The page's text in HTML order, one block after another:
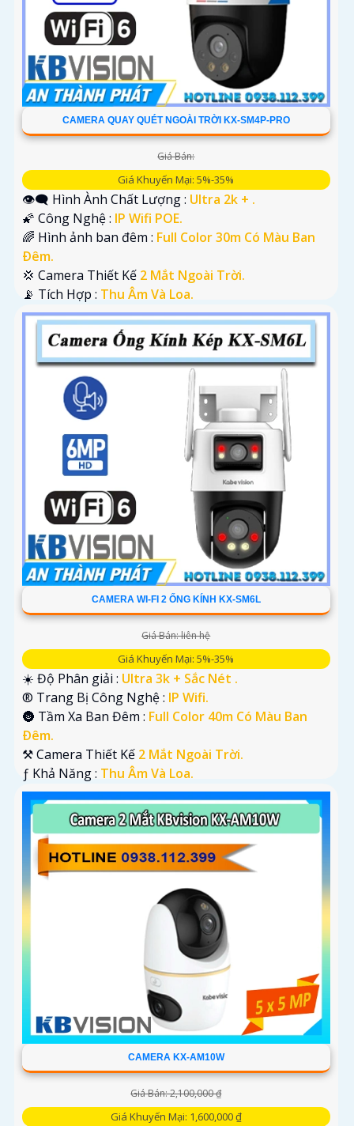
CAMERA QUAY QUÉT NGOÀI TRỜI KX-SM4P-PRO
Giá Bán:
Giá Khuyến Mại: 5%-35%
👁️‍🗨 Hình Ành Chất Lượng : Ultra 2k + .
🌠 Công Nghệ : IP Wifi POE.
🌈 Hình ảnh ban đêm : Full Color 30m Có Màu Ban
Ðêm.
💢 Camera Thiết Kế 2 Mắt Ngoài Trời.
️📡 Tích Hợp : Thu Âm Và Loa.
CAMERA WI-FI 2 ỐNG KÍNH KX-SM6L
Giá Bán: liên hệ
Giá Khuyến Mại: 5%-35%
☀️ Độ Phân giải : Ultra 3k + Sắc Nét .
®️ Trang Bị Công Nghệ : IP Wifi.
🌚 Tầm Xa Ban Đêm : Full Color 40m Có Màu Ban
Ðêm.
⚒ Camera Thiết Kế 2 Mắt Ngoài Trời.
️ƒ Khả Năng : Thu Âm Và Loa.
CAMERA KX-AM10W
Giá Bán: 2,100,000 ₫
Giá Khuyến Mại: 1,600,000 ₫